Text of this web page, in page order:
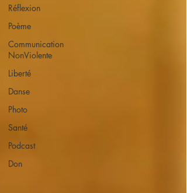
Réflexion
Poème
Communication
NonViolente
Liberté
Danse
Photo
Santé
Podcast
Don